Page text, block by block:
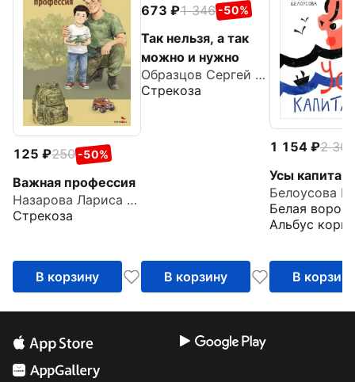
125 250 -50%
Важная профессия
Назарова Лариса Геннадьевна
Стрекоза
В корзину
673 1 346 -50%
Так нельзя, а так
можно и нужно
Образцов Сергей Владимирович
Стрекоза
В корзину
1 154
2 308
Усы капитана
Белоусова
Белая
Альбус
В корзину